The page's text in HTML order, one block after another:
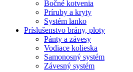
Bočné kotvenia
Príruby a kryty
Systém lanko
Príslušenstvo brány, ploty
Pánty a závesy
Vodiace kolieska
Samonosný systém
Závesný systém